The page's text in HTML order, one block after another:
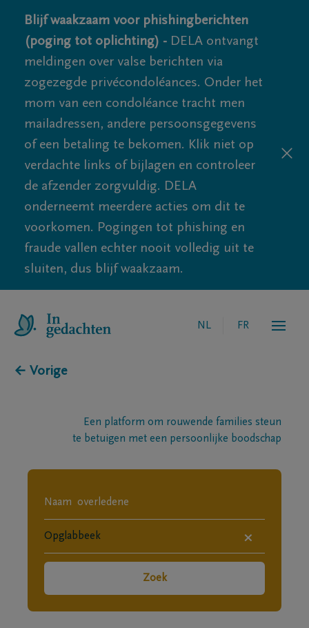
Blijf waakzaam voor phishingberichten
(poging tot oplichting) - DELA ontvangt
meldingen over valse berichten via
zogezegde privécondoléances. Onder het
mom van een condoléance tracht men
mailadressen, andere persoonsgegevens
of een betaling te bekomen. Klik niet op
verdachte links of bijlagen en controleer
de afzender zorgvuldig. DELA
onderneemt meerdere acties om dit te
voorkomen. Pogingen tot phishing en
fraude vallen echter nooit volledig uit te
sluiten, dus blijf waakzaam.
NL FR
← Vorige
Een platform om rouwende families steun
te betuigen met een persoonlijke boodschap
×
Zoek